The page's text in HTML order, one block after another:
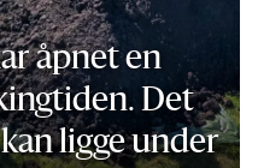
åpnet en
Det
ligge under